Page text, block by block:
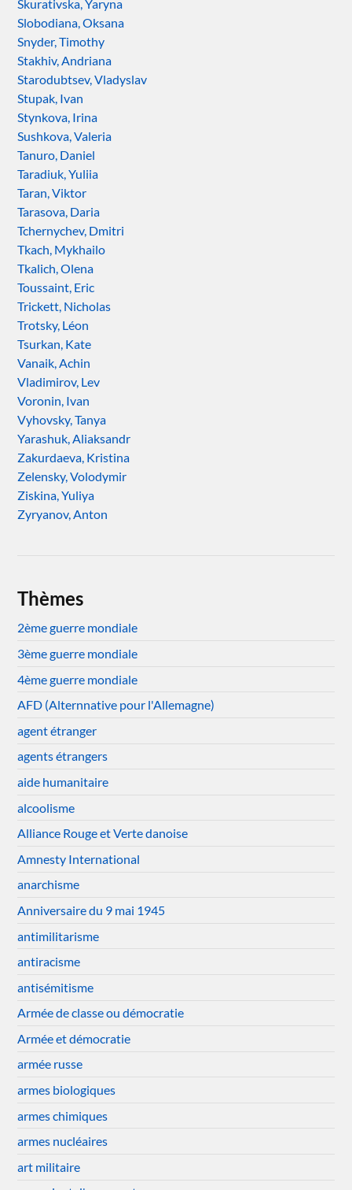
Skurativska, Yaryna
Slobodiana, Oksana
Snyder, Timothy
Stakhiv, Andriana
Starodubtsev, Vladyslav
Stupak, Ivan
Stynkova, Irina
Sushkova, Valeria
Tanuro, Daniel
Taradiuk, Yuliia
Taran, Viktor
Tarasova, Daria
Tchernychev, Dmitri
Tkach, Mykhailo
Tkalich, Olena
Toussaint, Eric
Trickett, Nicholas
Trotsky, Léon
Tsurkan, Kate
Vanaik, Achin
Vladimirov, Lev
Voronin, Ivan
Vyhovsky, Tanya
Yarashuk, Aliaksandr
Zakurdaeva, Kristina
Zelensky, Volodymir
Ziskina, Yuliya
Zyryanov, Anton
Thèmes
2ème guerre mondiale
3ème guerre mondiale
4ème guerre mondiale
AFD (Alternnative pour l'Allemagne)
agent étranger
agents étrangers
aide humanitaire
alcoolisme
Alliance Rouge et Verte danoise
Amnesty International
anarchisme
Anniversaire du 9 mai 1945
antimilitarisme
antiracisme
antisémitisme
Armée de classe ou démocratie
Armée et démocratie
armée russe
armes biologiques
armes chimiques
armes nucléaires
art militaire